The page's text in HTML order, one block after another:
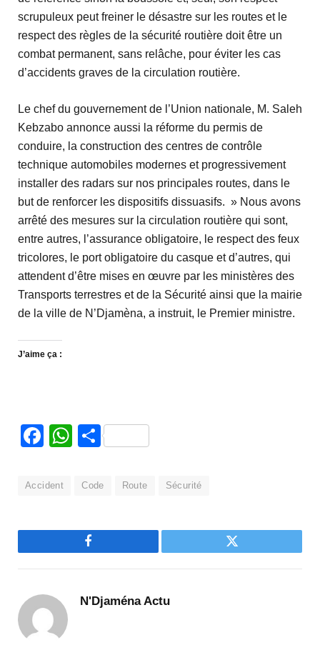
scrupuleux peut freiner le désastre sur les routes et le
respect des règles de la sécurité routière doit être un
combat permanent, sans relâche, pour éviter les cas
d’accidents graves de la circulation routière.
Le chef du gouvernement de l’Union nationale, M. Saleh
Kebzabo annonce aussi la réforme du permis de
conduire, la construction des centres de contrôle
technique automobiles modernes et progressivement
installer des radars sur nos principales routes, dans le
but de renforcer les dispositifs dissuasifs. » Nous avons
arrêté des mesures sur la circulation routière qui sont,
entre autres, l’assurance obligatoire, le respect des feux
tricolores, le port obligatoire du casque et d’autres, qui
attendent d’être mises en œuvre par les ministères des
Transports terrestres et de la Sécurité ainsi que la mairie
de la ville de N’Djamèna, a instruit, le Premier ministre.
J’aime ça :
Facebook
WhatsApp
Partager
Accident Code Route Sécurité
Facebook Twitter
N'Djaména Actu